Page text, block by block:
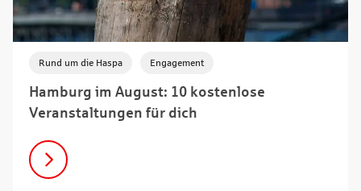
Hamburg im August: 10 kostenlose
Veranstaltungen für dich
Rund um die Haspa Engagement